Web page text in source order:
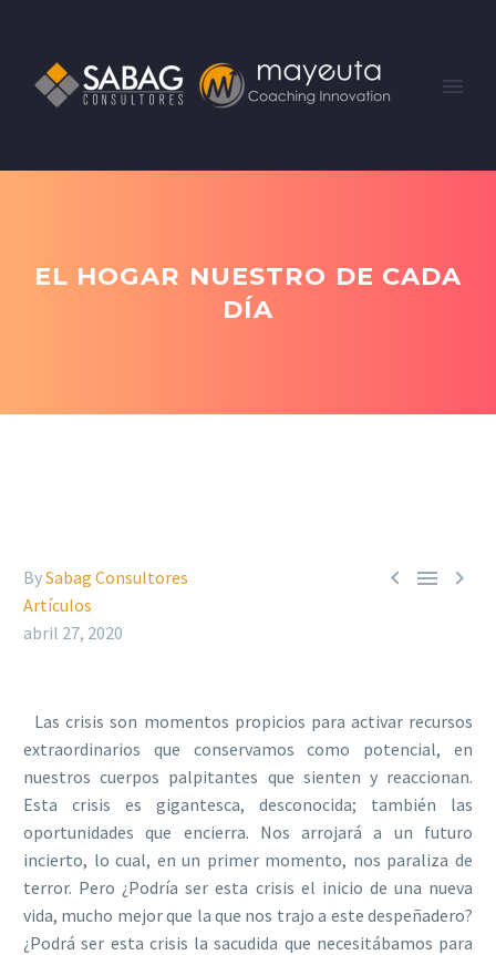
EL HOGAR NUESTRO DE CADA
DÍA
  
BySabag Consultores
Artículos
abril 27, 2020
Las crisis son momentos propicios para activar recursos
extraordinarios que conservamos como potencial, en
nuestros cuerpos palpitantes que sienten y reaccionan.
Esta crisis es gigantesca, desconocida; también las
oportunidades que encierra. Nos arrojará a un futuro
incierto, lo cual, en un primer momento, nos paraliza de
terror. Pero ¿Podría ser esta crisis el inicio de una nueva
vida, mucho mejor que la que nos trajo a este despeñadero?
¿Podrá ser esta crisis la sacudida que necesitábamos para